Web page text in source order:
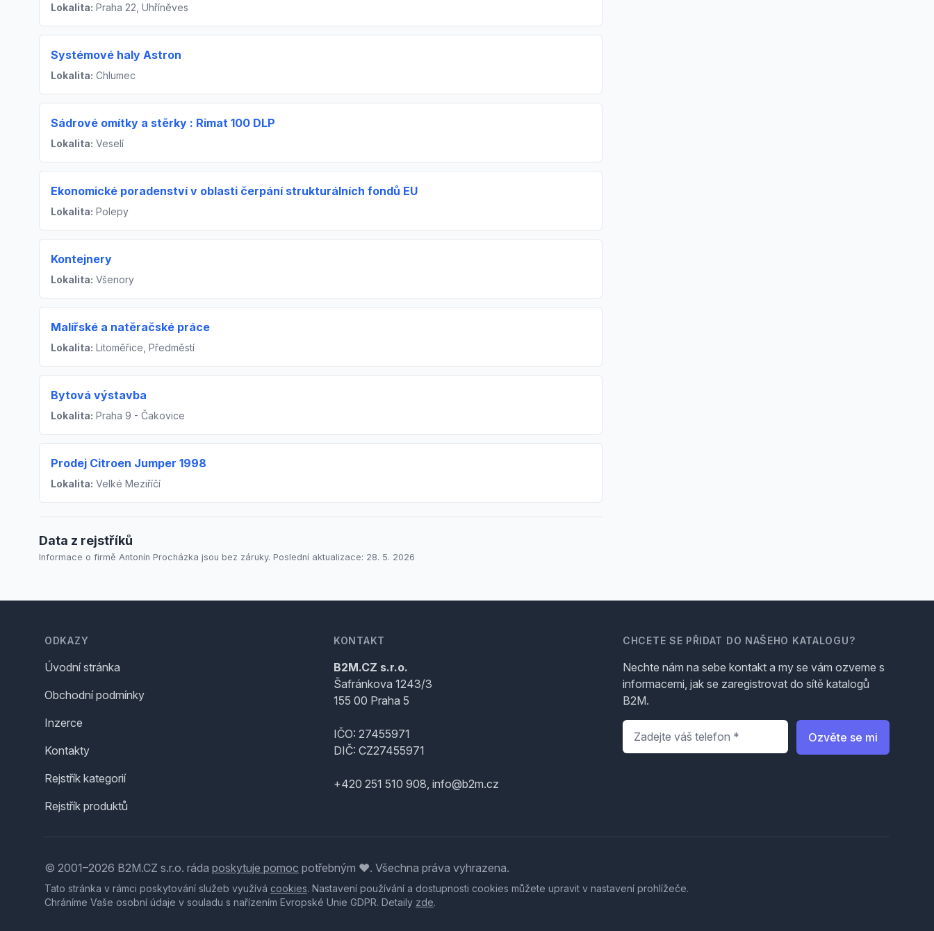
Lokalita: Praha 22, Uhříněves
Systémové haly Astron
Lokalita: Chlumec
Sádrové omítky a stěrky : Rimat 100 DLP
Lokalita: Veselí
Ekonomické poradenství v oblasti čerpání strukturálních fondů EU
Lokalita: Polepy
Kontejnery
Lokalita: Všenory
Malířské a natěračské práce
Lokalita: Litoměřice, Předměstí
Bytová výstavba
Lokalita: Praha 9 - Čakovice
Prodej Citroen Jumper 1998
Lokalita: Velké Meziříčí
Data z rejstříků
Informace o firmě Antonín Procházka jsou bez záruky. Poslední aktualizace: 28. 5. 2026
ODKAZY
Úvodní stránka
Obchodní podmínky
Inzerce
Kontakty
Rejstřík kategorií
Rejstřík produktů
KONTAKT
B2M.CZ s.r.o.
Šafránkova 1243/3
155 00 Praha 5
IČO: 27455971
DIČ: CZ27455971
+420 251 510 908, info@b2m.cz
CHCETE SE PŘIDAT DO NAŠEHO KATALOGU?
Nechte nám na sebe kontakt a my se vám ozveme s
informacemi, jak se zaregistrovat do sítě katalogů
B2M.
Telefon
Ozvěte se mi
© 2001–2026 B2M.CZ s.r.o. ráda poskytuje pomoc potřebným ♥️. Všechna práva vyhrazena.
Tato stránka v rámci poskytování služeb využívá cookies. Nastavení používání a dostupnosti cookies můžete upravit v nastavení prohlížeče.
Chráníme Vaše osobní údaje v souladu s nařízením Evropské Unie GDPR. Detaily zde.